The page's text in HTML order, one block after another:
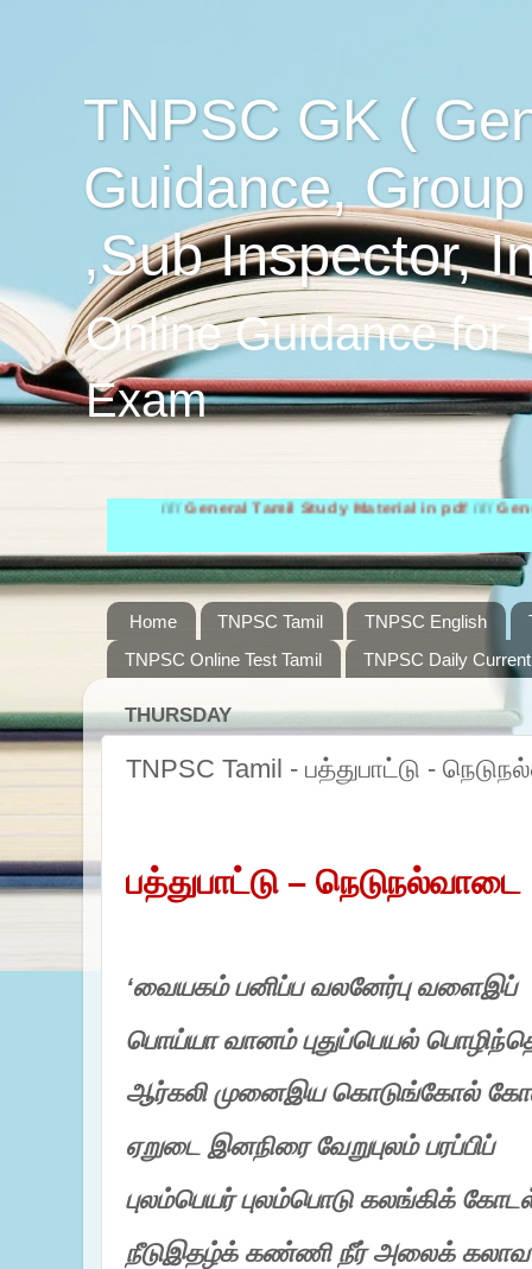
TNPSC GK (
Guidance,
,Sub Inspector,
Online Guidance for
Exam
General Tamil Study Material in pdf////General
Home TNPSC Tamil TNPSC English
TNPSC Online Test Tamil
TNPSC Daily
THURSDAY
TNPSC Tamil - பத்துபாட்டு -
பத்துபாட்டு – நெடுநல்வாடை
‘வையகம் பனிப்ப வலனேர்பு வளைஇப்
பொய்யா வானம் புதுப்பெயல்
ஆர்கலி முனைஇய கொடுங்கோல்
ஏறுடை இனநிரை வேறுபுலம் பரப்பிப்
புலம்பெயர் புலம்பொடு கலங்கிக்
நீடுஇதழ்க் கண்ணி நீர் அலைக் கலாவ